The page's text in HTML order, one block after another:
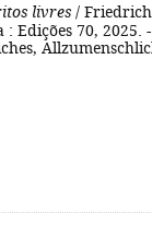
livres / Friedrich
Edições 70, 2025. -